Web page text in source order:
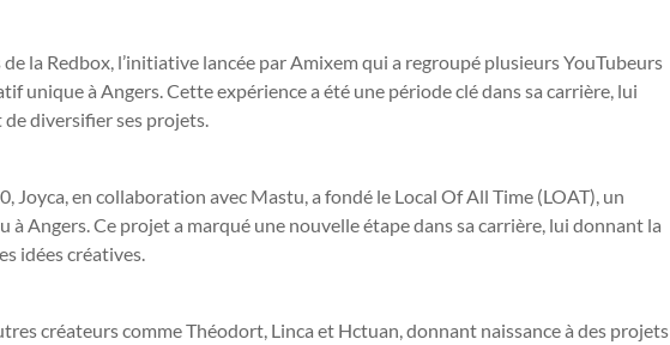
la Redbox, l’initiative lancée par Amixem qui a regroupé plusieurs YouTubeurs
unique à Angers. Cette expérience a été une période clé dans sa carrière, lui
diversifier ses projets.
Joyca, en collaboration avec Mastu, a fondé le Local Of All Time (LOAT), un
à Angers. Ce projet a marqué une nouvelle étape dans sa carrière, lui donnant la
idées créatives.
créateurs comme Théodort, Linca et Hctuan, donnant naissance à des projets